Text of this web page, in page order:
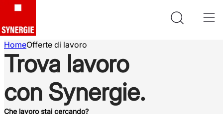
HomeOfferte di lavoro
Trova lavoro
con Synergie.
Che lavoro stai cercando?